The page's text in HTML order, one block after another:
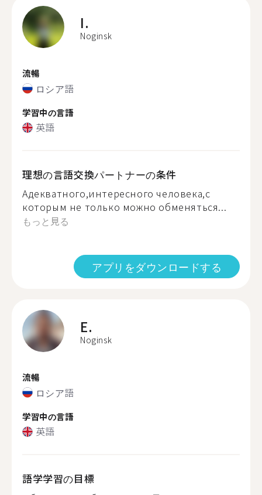
I.
Noginsk
流暢
ロシア語
学習中の言語
英語
理想の言語交換パートナーの条件
Адекватного,интересного человека,с
которым не только можно обменяться...
もっと見る
アプリをダウンロードする
E.
Noginsk
流暢
ロシア語
学習中の言語
英語
語学学習の目標